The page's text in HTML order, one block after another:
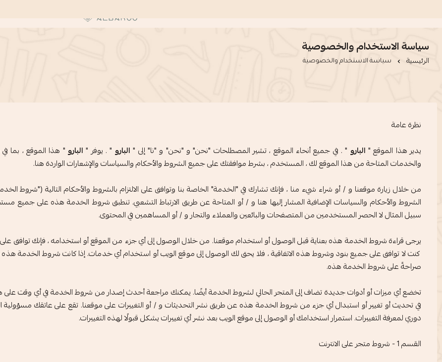
البارو | Albaroo
سياسة الاستخدام والخصوصية
الرئيسية سياسة الاستخدام والخصوصية
نظرة عامة
يدير هذا الموقع " البارو " . في جميع أنحاء الموقع ، تشير المصطلحات "نحن" و "نحن" و "نا" إلى " البارو " . يوفر " البارو " هذا الموقع ، بما
والخدمات المتاحة من هذا الموقع لك ، المستخدم ، بشرط موافقتك على جميع الشروط والأحكام والسياسات والإشعارات الواردة هنا.
من خلال زيارة موقعنا و / أو شراء شيء منا ، فإنك تشارك في "الخدمة" الخاصة بنا وتوافق على الالتزام بالشروط والأحكام التالية ("شروط
الشروط والأحكام والسياسات الإضافية المشار إليها هنا و / أو المتاحة عن طريق الارتباط التشعبي. تنطبق شروط الخدمة هذه على جميع
سبيل المثال لا الحصر المستخدمين من المتصفحات والبائعين والعملاء والتجار و / أو المساهمين في المحتوى.
يرجى قراءة شروط الخدمة هذه بعناية قبل الوصول أو استخدام موقعنا. من خلال الوصول إلى أي جزء من الموقع أو استخدامه ، فإنك توافق على
كنت لا توافق على جميع بنود وشروط هذه الاتفاقية ، فلا يحق لك الوصول إلى موقع الويب أو استخدام أي خدمات. إذا كانت شروط الخدمة
صراحةً على شروط الخدمة هذه.
تخضع أي ميزات أو أدوات جديدة تضاف إلى المتجر الحالي لشروط الخدمة أيضًا. يمكنك مراجعة أحدث إصدار من شروط الخدمة في أي وقت
في تحديث أو تغيير أو استبدال أي جزء من شروط الخدمة هذه عن طريق نشر التحديثات و / أو التغييرات على موقعنا. تقع على عاتقك
دوري لمعرفة التغييرات. استمرار استخدامك أو الوصول إلى موقع الويب بعد نشر أي تغييرات يشكل قبولًا لهذه التغييرات.
القسم 1 - شروط متجر على الانترنت